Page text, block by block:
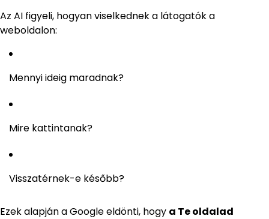
Az AI figyeli, hogyan viselkednek a látogatók a
weboldalon:
Mennyi ideig maradnak?
Mire kattintanak?
Visszatérnek-e később?
Ezek alapján a Google eldönti, hogy a Te oldalad